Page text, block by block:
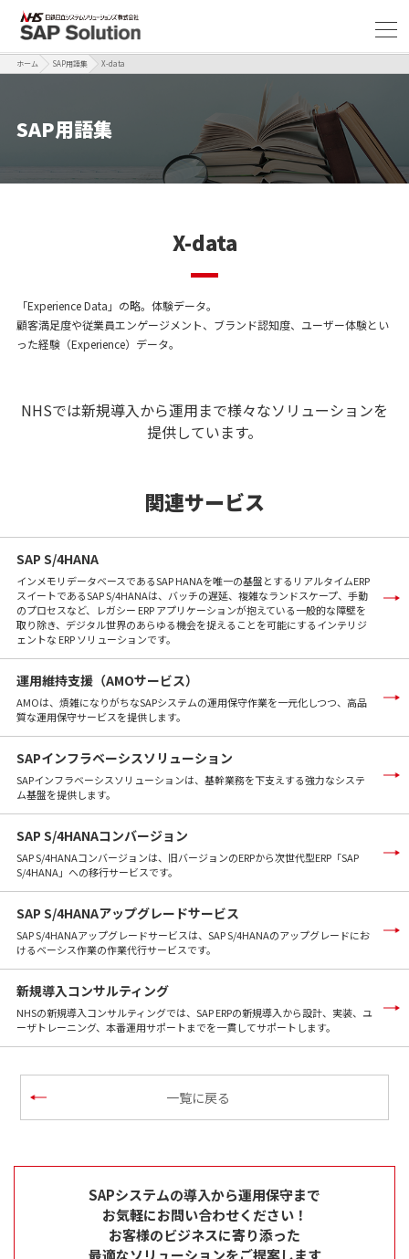
SAP用語集
ホーム SAP用語集 X-data
X-data
「Experience Data」の略。体験データ。
顧客満足度や従業員エンゲージメント、ブランド認知度、ユーザー体験とい
った経験（Experience）データ。
NHSでは新規導入から運用まで様々なソリューションを
提供しています。
関連サービス
SAP S/4HANA
インメモリデータベースであるSAP HANAを唯一の基盤とするリアルタイムERP
スイートであるSAP S/4HANAは、バッチの遅延、複雑なランドスケープ、手動
のプロセスなど、レガシー ERP アプリケーションが抱えている一般的な障壁を
取り除き、デジタル世界のあらゆる機会を捉えることを可能にするインテリジ
ェントな ERP ソリューションです。
運用維持支援（AMOサービス）
AMOは、煩雑になりがちなSAPシステムの運用保守作業を一元化しつつ、高品
質な運用保守サービスを提供します。
SAPインフラベーシスソリューション
SAPインフラベーシスソリューションは、基幹業務を下支えする強力なシステ
ム基盤を提供します。
SAP S/4HANAコンバージョン
SAP S/4HANAコンバージョンは、旧バージョンのERPから次世代型ERP「SAP
S/4HANA」への移行サービスです。
SAP S/4HANAアップグレードサービス
SAP S/4HANAアップグレードサービスは、SAP S/4HANAのアップグレードにお
けるベーシス作業の作業代行サービスです。
新規導入コンサルティング
NHSの新規導入コンサルティングでは、SAP ERPの新規導入から設計、実装、ユ
ーザトレーニング、本番運用サポートまでを一貫してサポートします。
一覧に戻る
SAPシステムの導入から運用保守まで
お気軽にお問い合わせください！
お客様のビジネスに寄り添った
最適なソリューションをご提案します